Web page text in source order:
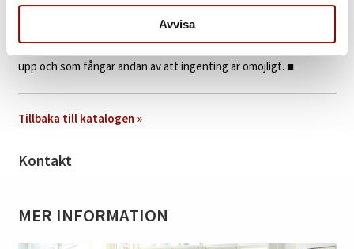
Avvisa
målning kan betraktaren inte undvika den kraft som Olle Bærtling
lyckas fånga. ”Den öppna formen” gör också att konstverket är
större än dukens faktiska mått. En målning där gränserna löses
upp och som fångar andan av att ingenting är omöjligt. ■
Tillbaka till katalogen »
Kontakt
MER INFORMATION